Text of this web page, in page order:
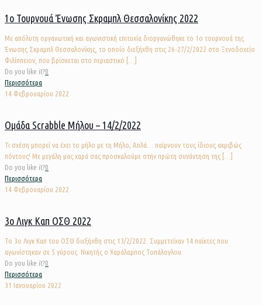
1ο Τουρνουά Ένωσης Σκραμπλ Θεσσαλονίκης 2022
Με απόλυτη οργανωτική και αγωνιστική επιτυχία διοργανώθηκε το 1ο τουρνουά της
Ένωσης Σκραμπλ Θεσσαλονίκης, το οποίο διεξήχθη στις 26-27/2/2022 στο Ξενοδοχείο
Φιλίππειον, που βρίσκεται στο περιαστικό
Do you like it?0
Περισσότερα
14 Φεβρουαρίου 2022
Ομάδα Scrabble Μήλου – 14/2/2022
Τι σχέση μπορεί να έχει το μήλο με τη Μήλο; Απλά… παίρνουν τους ίδιους ακριβώς
πόντους! Με μεγάλη μας χαρά σας προσκαλούμε στην πρώτη συνάντηση της […]
Do you like it?0
Περισσότερα
14 Φεβρουαρίου 2022
3ο Λιγκ Καπ ΟΣΘ 2022
Το 3ο Λιγκ Καπ του ΟΣΘ διεξήχθη στις 13/2/2022. Συμμετείχαν 14 παίκτες που
αγωνίστηκαν σε 5 γύρους. Νικητής ο Χαράλαμπος Τοπάλογλου.
Do you like it?0
Περισσότερα
31 Ιανουαρίου 2022